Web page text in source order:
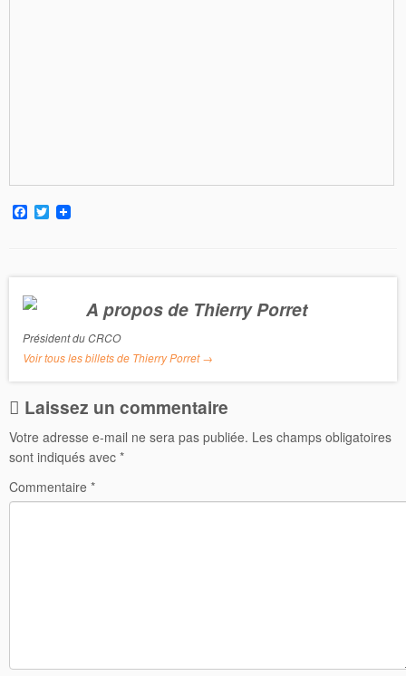
F
a
o
o
k
T
w
e
A propos de Thierry Porret
Président du CRCO
Voir tous les billets de Thierry Porret→
Laissez un commentaire
Votre adresse e-mail ne sera pas publiée. Les champs obligatoires
sont indiqués avec *
Commentaire *